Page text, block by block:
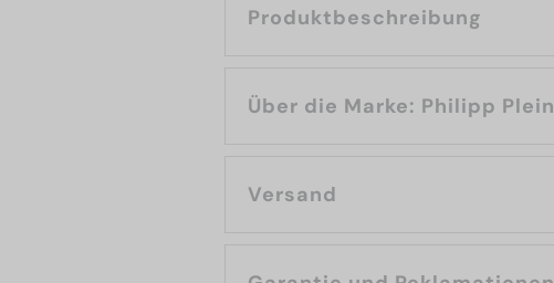
Produktbeschreibung
Über die Marke: Philipp Plein
Versand